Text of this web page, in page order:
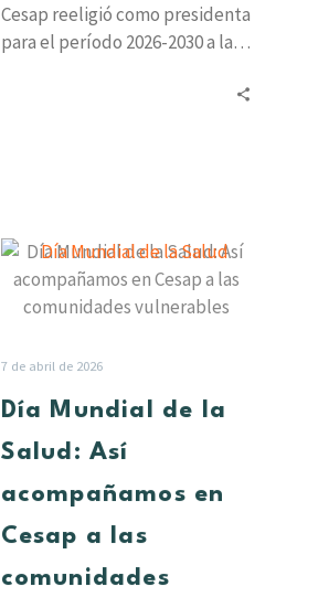
Cesap reeligió como presidenta
para el período 2026-2030 a la
Día
Mundial
de
acompañamos
en
Cesap
a
comunidades
vulnerables
7 de abril de 2026
Día Mundial de la
Salud: Así
acompañamos en
Cesap a las
comunidades